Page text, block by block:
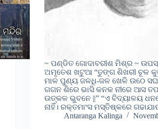
~ ପଣ୍ଡିତ ଗୋଦାବରୀଶ ମିଶ୍ର ~
ଅମୃତେଶ ଖଟୁଆ “ତୁଙ୍ଗ ଶିଖରୀ ଚୂଳ
ମାଳ ପୁଣ୍ୟ ଜଳଧି-ଜଳ ଖେଳି ଉଠେ
ଗଗନ ଶିରେ ଭାସି କନକ ନୀରେ ଆସ
ଉତ୍କଳ ଭୁବନେ ||” “ଏ ବିଦ୍ୟାଳୟ
ନାହିଁ। ରକ୍ତମାଂସ ମସ୍ତିଷ୍କରେ
Antaranga Kalinga